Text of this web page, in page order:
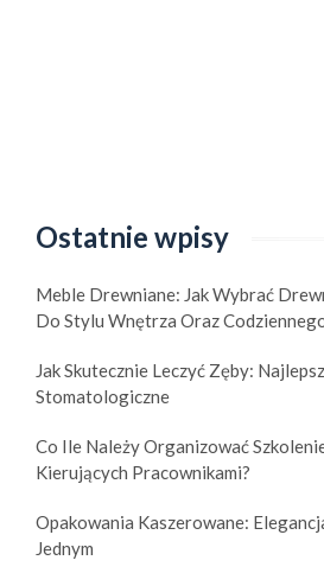
Ostatnie wpisy
Meble Drewniane: Jak Wybrać
Do Stylu Wnętrza Oraz
Jak Skutecznie Leczyć Zęby:
Stomatologiczne
Co Ile Należy Organizować
Kierujących Pracownikami?
Opakowania Kaszerowane:
Jednym